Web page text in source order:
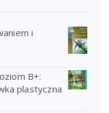
i
B+:
plastyczna